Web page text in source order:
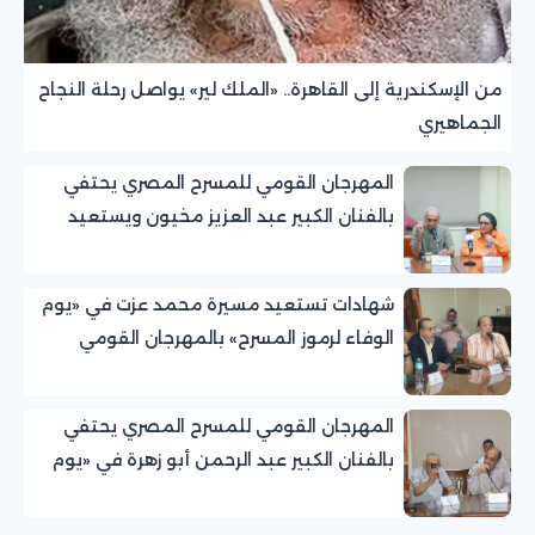
من الإسكندرية إلى القاهرة.. «الملك لير» يواصل رحلة النجاح
الجماهيري
المهرجان القومي للمسرح المصري يحتفي
بالفنان الكبير عبد العزيز مخيون ويستعيد
شهادات تستعيد مسيرة محمد عزت في «يوم
الوفاء لرموز المسرح» بالمهرجان القومي
المهرجان القومي للمسرح المصري يحتفي
بالفنان الكبير عبد الرحمن أبو زهرة في «يوم